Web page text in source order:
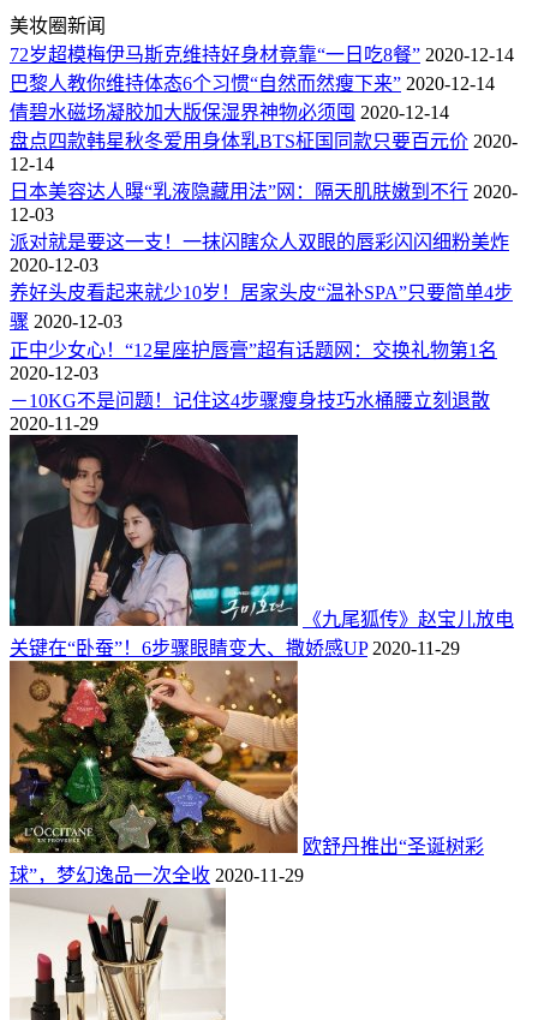
美妆圈新闻
72岁超模梅伊马斯克维持好身材竟靠“一日吃8餐” 2020-12-14
巴黎人教你维持体态6个习惯“自然而然瘦下来” 2020-12-14
倩碧水磁场凝胶加大版保湿界神物必须囤 2020-12-14
盘点四款韩星秋冬爱用身体乳BTS柾国同款只要百元价 2020-
12-14
日本美容达人曝“乳液隐藏用法”网：隔天肌肤嫩到不行 2020-
12-03
派对就是要这一支！一抹闪瞎众人双眼的唇彩闪闪细粉美炸
2020-12-03
养好头皮看起来就少10岁！居家头皮“温补SPA”只要简单4步
骤 2020-12-03
正中少女心！“12星座护唇膏”超有话题网：交换礼物第1名
2020-12-03
－10KG不是问题！记住这4步骤瘦身技巧水桶腰立刻退散
2020-11-29
《九尾狐传》赵宝儿放电
关键在“卧蚕”！6步骤眼睛变大、撒娇感UP 2020-11-29
欧舒丹推出“圣诞树彩
球”，梦幻逸品一次全收 2020-11-29